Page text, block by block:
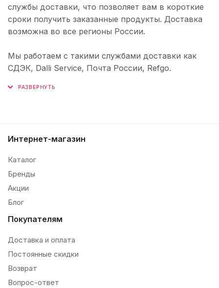
службы доставки, что позволяет вам в короткие
сроки получить заказанные продукты. Доставка
возможна во все регионы России.
Мы работаем с такими службами доставки как
СДЭК, Dalli Service, Почта России, Refgo.
Интернет-магазин
Каталог
Бренды
Акции
Блог
Покупателям
Доставка и оплата
Постоянные скидки
Возврат
Вопрос-ответ